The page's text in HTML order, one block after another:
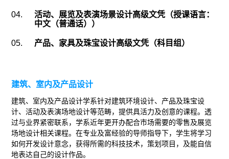
04.
活动、展览及表演场景设计高级文凭（授课语言：
中文（普通话））
05. 产品、家具及珠宝设计高级文凭（科目组）
建筑、室内及产品设计
建筑、室内及产品设计学系针对建筑环境设计、产品及珠宝设
计、活动及表演场地设计等范畴，提供具活力及创意的课程。透
过与业界紧密联系，学系近年更开办配合市场需要的零售及展览
场地设计相关课程。在专业及富经验的导师指导下，学生将学习
如何开发设计意念，获得所需的科技技术，策划项目，及能自信
地表达自己的设计作品。